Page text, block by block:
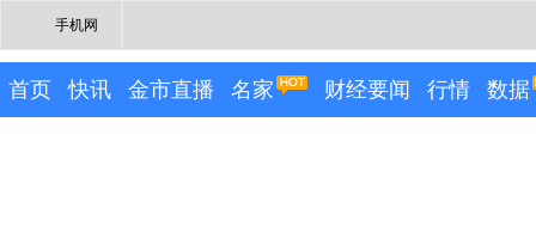
手机网
首页 快讯 金市直播 名家 财经要闻 行情 数据